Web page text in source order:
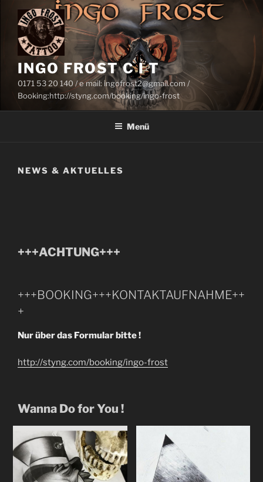
Inhalt
springen
INGO FROST C I T
0171 53 20 140 / e mail: ingofrost2@gmail.com /
Booking:http://styng.com/booking/ingo-frost
Menü
NEWS & AKTUELLES
+++ACHTUNG+++
+++BOOKING+++KONTAKTAUFNAHME++
+
Nur über das Formular bitte !
http://styng.com/booking/ingo-frost
Wanna Do for You !